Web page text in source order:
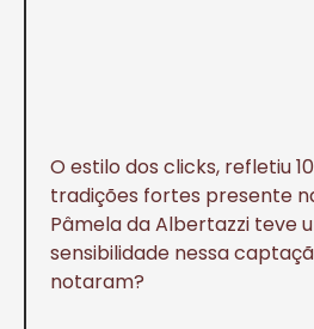
O estilo dos clicks, refletiu
tradições fortes presente
Pâmela da Albertazzi teve
sensibilidade nessa
notaram?